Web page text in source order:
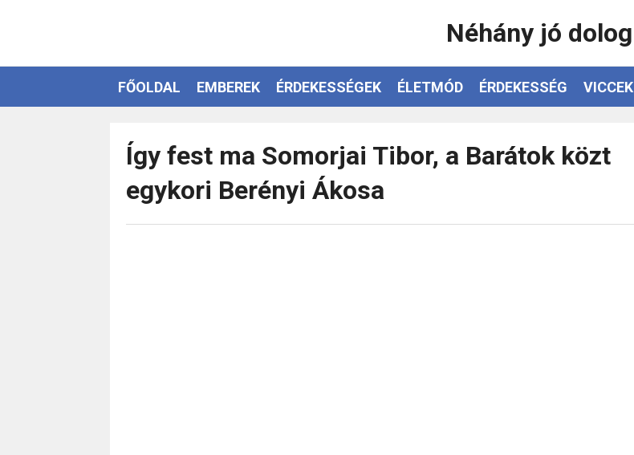
Néhány jó dolog
FŐOLDAL EMBEREK ÉRDEKESSÉGEK ÉLETMÓD ÉRDEKESSÉG VICCEK
Így fest ma Somorjai Tibor, a Barátok közt
egykori Berényi Ákosa